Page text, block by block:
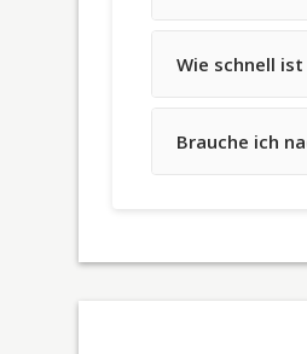
Wie schnell
Brauche ich